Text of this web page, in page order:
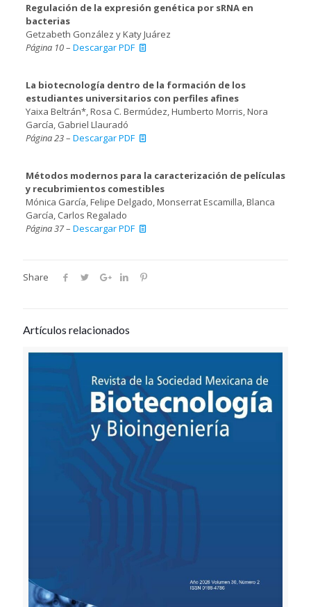
Regulación de la expresión genética por sRNA en
bacterias
Getzabeth González y Katy Juárez
Página 10– Descargar PDF
La biotecnología dentro de la formación de los
estudiantes universitarios con perfiles afines
Yaixa Beltrán*, Rosa C. Bermúdez, Humberto Morris, Nora
García, Gabriel Llauradó
Página 23– Descargar PDF
Métodos modernos para la caracterización de películas
y recubrimientos comestibles
Mónica García, Felipe Delgado, Monserrat Escamilla, Blanca
García, Carlos Regalado
Página 37– Descargar PDF
Share
Artículos relacionados